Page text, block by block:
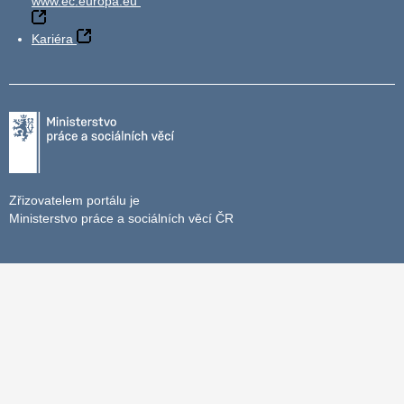
Kariéra
Zřizovatelem portálu je
Ministerstvo práce a sociálních věcí ČR